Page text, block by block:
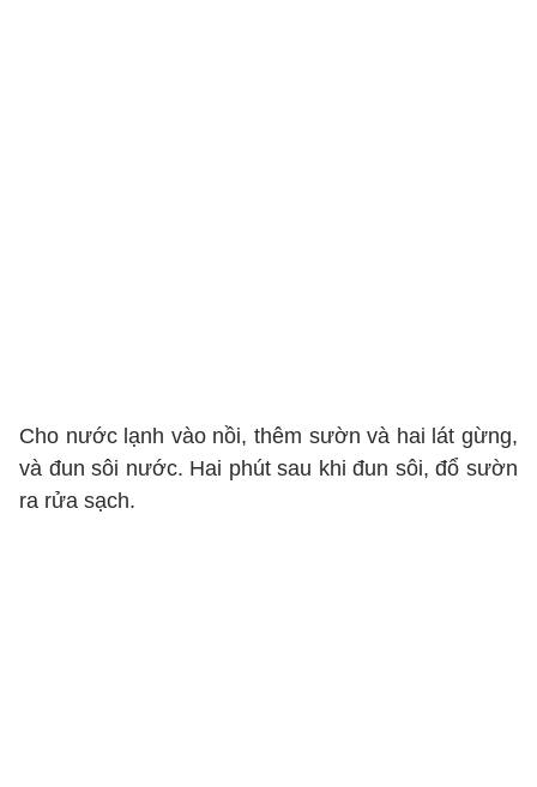
Cho nước lạnh vào nồi, thêm sườn và hai lát gừng,
và đun sôi nước. Hai phút sau khi đun sôi, đổ sườn
ra rửa sạch.